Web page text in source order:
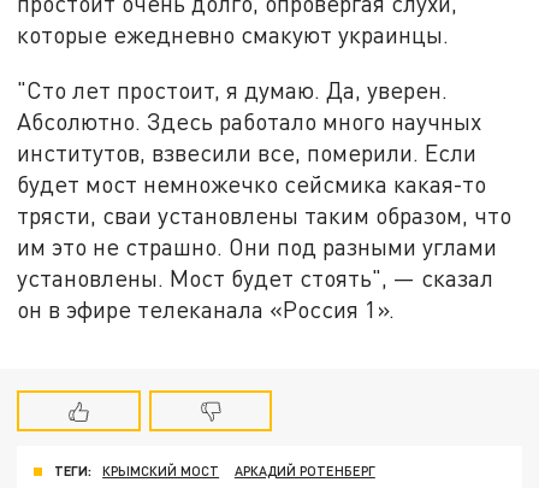
которые ежедневно смакуют украинцы.
"Сто лет простоит, я думаю. Да, уверен.
Абсолютно. Здесь работало много научных
институтов, взвесили все, померили. Если
будет мост немножечко сейсмика какая-то
трясти, сваи установлены таким образом, что
им это не страшно. Они под разными углами
установлены. Мост будет стоять", — сказал
он в эфире телеканала «Россия 1».
ТЕГИ: КРЫМСКИЙ МОСТ
АРКАДИЙ РОТЕНБЕРГ